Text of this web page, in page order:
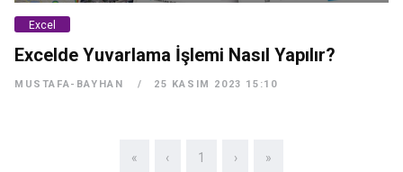
Excel
Excelde Yuvarlama İşlemi Nasıl Yapılır?
MUSTAFA-BAYHAN 25 KASIM 2023 15:10
« ‹ 1 › »